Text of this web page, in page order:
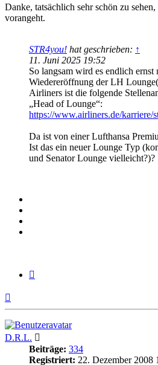
Danke, tatsächlich sehr schön zu
vorangeht.
STR4you! hat geschrieben: ↑
11. Juni 2025 19:52
So langsam wird es endlich ernst
Wiedereröffnung der LH
Airliners ist die folgende
„Head of Lounge“:
https://www.airliners.de/karriere/
Da ist von einer Lufthansa
Ist das ein neuer Lounge Typ
und Senator Lounge vielleicht?)?
D.R.L.
Beiträge: 334
Registriert: 22. Dezember 2008